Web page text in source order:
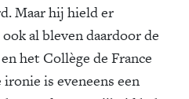
Maar hij hield er
al bleven daardoor de
het Collège de France
is eveneens een